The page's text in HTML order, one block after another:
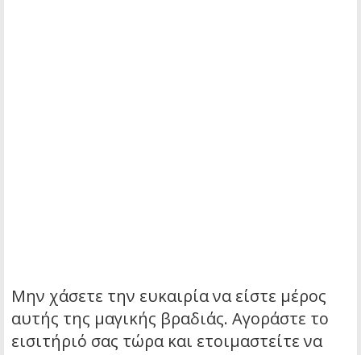
Μην χάσετε την ευκαιρία να είστε μέρος
αυτής της μαγικής βραδιάς. Αγοράστε το
εισιτήριό σας τώρα και ετοιμαστείτε να